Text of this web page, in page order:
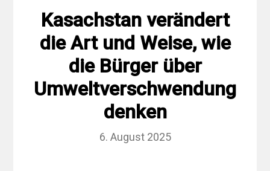
Kasachstan verändert
die Art und Weise, wie
die Bürger über
Umweltverschwendung
denken
6. August 2025